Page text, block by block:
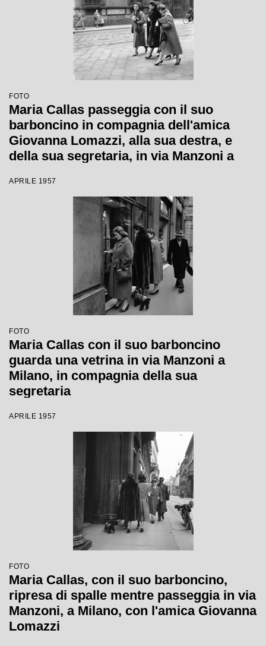
FOTO
Maria Callas passeggia con il suo
barboncino in compagnia dell'amica
Giovanna Lomazzi, alla sua destra, e
della sua segretaria, in via Manzoni a
APRILE 1957
FOTO
Maria Callas con il suo barboncino
guarda una vetrina in via Manzoni a
Milano, in compagnia della sua
segretaria
APRILE 1957
FOTO
Maria Callas, con il suo barboncino,
ripresa di spalle mentre passeggia in via
Manzoni, a Milano, con l'amica Giovanna
Lomazzi